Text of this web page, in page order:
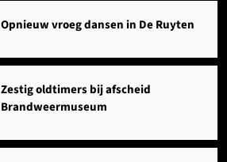
Opnieuw vroeg dansen in De Ruyten
Zestig oldtimers bij afscheid
Brandweermuseum